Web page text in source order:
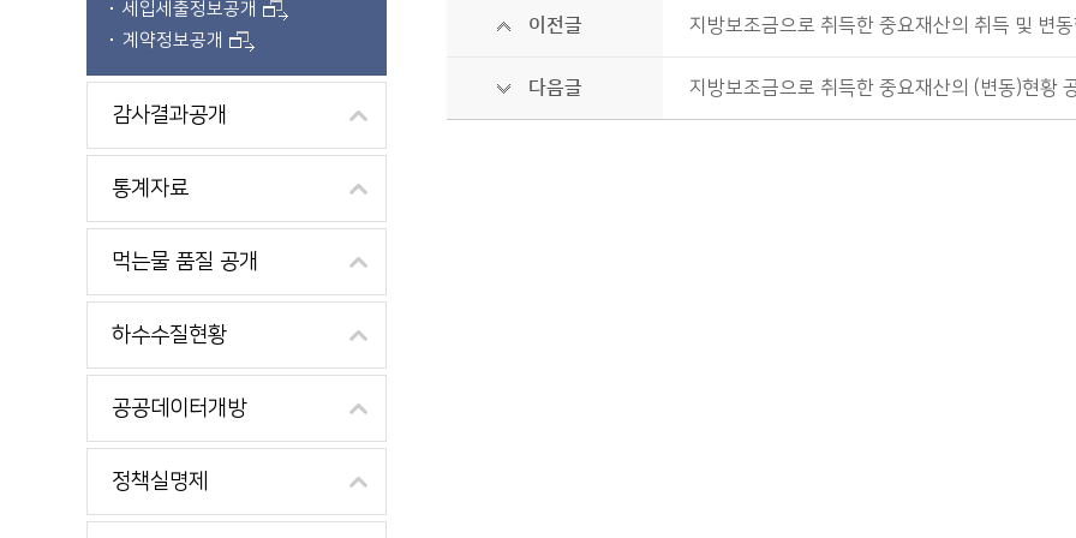
세입세출정보공개
계약정보공개
감사결과공개
통계자료
먹는물 품질 공개
하수수질현황
공공데이터개방
정책실명제
이전글 지방보조금으로 취득한 중요재산의 취득 및 변동
다음글 지방보조금으로 취득한 중요재산의 (변동)현황